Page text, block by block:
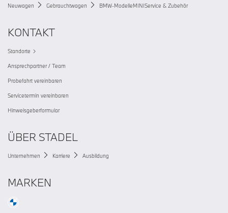
Neuwagen Gebrauchtwagen BMW-ModelleMINIService & Zubehör
KONTAKT
Standorte
Ansprechpartner / Team
Probefahrt vereinbaren
Servicetermin vereinbaren
Hinweisgeberformular
ÜBER STADEL
Unternehmen Karriere Ausbildung
MARKEN